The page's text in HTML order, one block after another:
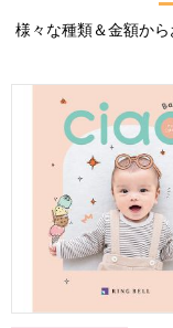
様々な種類＆金額か
チャオ ゆめ【カタ